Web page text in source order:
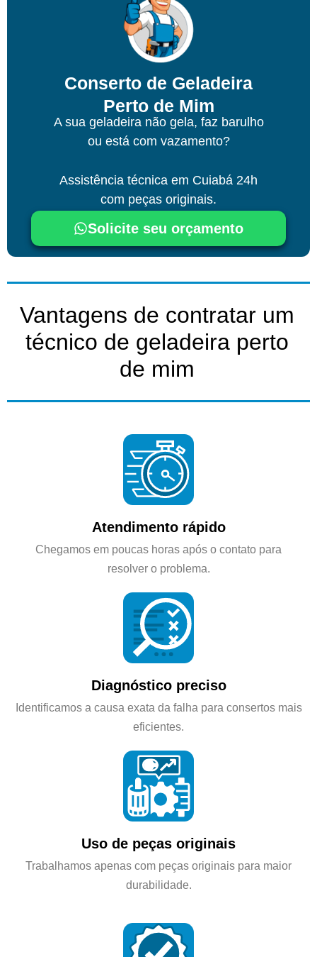
Conserto de Geladeira
Perto de Mim
A sua geladeira não gela, faz barulho
ou está com vazamento?
Assistência técnica em Cuiabá 24h
com peças originais.
Solicite seu orçamento
Vantagens de contratar um
técnico de geladeira perto
de mim
Atendimento rápido
Chegamos em poucas horas após o contato para
resolver o problema.
Diagnóstico preciso
Identificamos a causa exata da falha para consertos mais
eficientes.
Uso de peças originais
Trabalhamos apenas com peças originais para maior
durabilidade.